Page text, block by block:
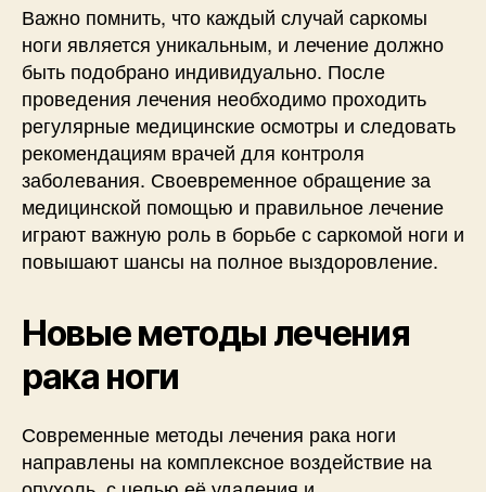
Важно помнить, что каждый случай саркомы
ноги является уникальным, и лечение должно
быть подобрано индивидуально. После
проведения лечения необходимо проходить
регулярные медицинские осмотры и следовать
рекомендациям врачей для контроля
заболевания. Своевременное обращение за
медицинской помощью и правильное лечение
играют важную роль в борьбе с саркомой ноги и
повышают шансы на полное выздоровление.
Новые методы лечения
рака ноги
Современные методы лечения рака ноги
направлены на комплексное воздействие на